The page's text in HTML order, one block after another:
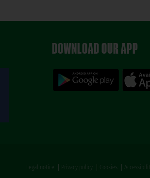
DOWNLOAD OUR APP
Legal notice Privacy policy Cookies Accessibility